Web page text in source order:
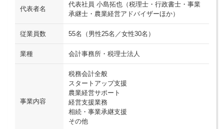
代表者名
代表社員 小島拓也（税理士・行政書士・事業
承継士・農業経営アドバイザーほか）
従業員数 55名（男性25名／女性30名）
業種 会計事務所・税理士法人
事業内容
税務会計全般
スタートアップ支援
農業経営サポート
経営支援業務
相続・事業承継支援
その他